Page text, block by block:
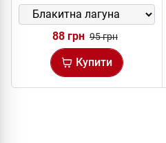
88 грн 95 грн
Купити